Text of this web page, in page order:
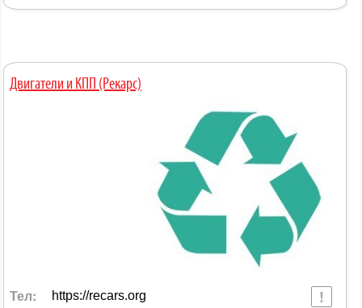
Двигатели и КПП (Рекарс)
Тел: https://recars.org